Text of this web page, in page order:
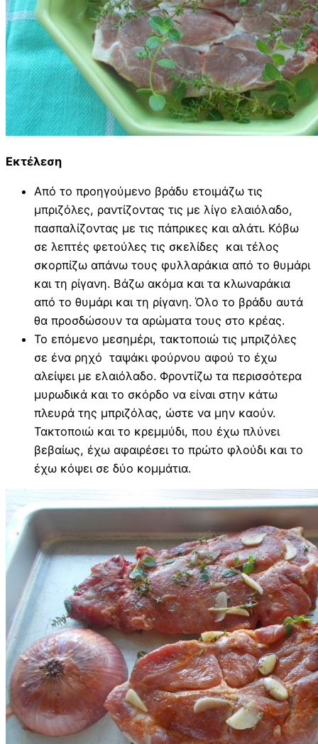
Εκτέλεση
Από το προηγούμενο βράδυ ετοιμάζω τις
μπριζόλες, ραντίζοντας τις με λίγο ελαιόλαδο,
πασπαλίζοντας με τις πάπρικες και αλάτι. Κόβω
σε λεπτές φετούλες τις σκελίδες και τέλος
σκορπίζω απάνω τους φυλλαράκια από το θυμάρι
και τη ρίγανη. Βάζω ακόμα και τα κλωναράκια
από το θυμάρι και τη ρίγανη. Όλο το βράδυ αυτά
θα προσδώσουν τα αρώματα τους στο κρέας.
Το επόμενο μεσημέρι, τακτοποιώ τις μπριζόλες
σε ένα ρηχό ταψάκι φούρνου αφού το έχω
αλείψει με ελαιόλαδο. Φροντίζω τα περισσότερα
μυρωδικά και το σκόρδο να είναι στην κάτω
πλευρά της μπριζόλας, ώστε να μην καούν.
Τακτοποιώ και το κρεμμύδι, που έχω πλύνει
βεβαίως, έχω αφαιρέσει το πρώτο φλούδι και το
έχω κόψει σε δύο κομμάτια.